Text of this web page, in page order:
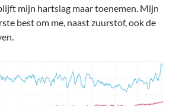
mijn hartslag maar toenemen. Mijn
best om me, naast zuurstof, ook de